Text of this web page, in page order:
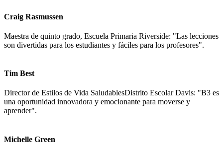
Craig Rasmussen
Maestra de quinto grado, Escuela Primaria Riverside: "Las lecciones
son divertidas para los estudiantes y fáciles para los profesores".
Tim Best
Director de Estilos de Vida SaludablesDistrito Escolar Davis: "B3 es
una oportunidad innovadora y emocionante para moverse y
aprender".
Michelle Green